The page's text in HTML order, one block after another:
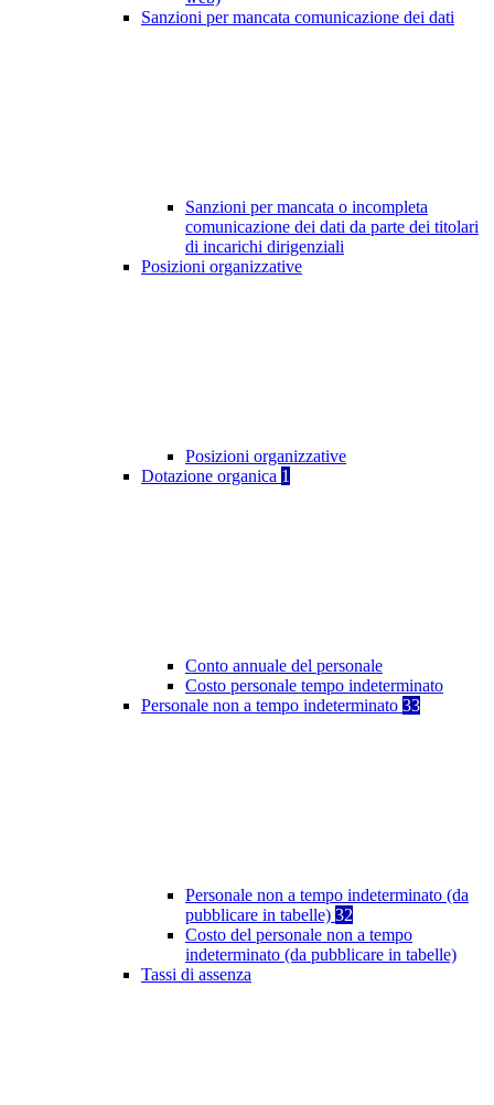
Sanzioni per mancata comunicazione dei dati
Sanzioni per mancata o incompleta
comunicazione dei dati da parte dei titolari
di incarichi dirigenziali
Posizioni organizzative
Posizioni organizzative
Dotazione organica 1
Conto annuale del personale
Costo personale tempo indeterminato
Personale non a tempo indeterminato 33
Personale non a tempo indeterminato (da
pubblicare in tabelle) 32
Costo del personale non a tempo
indeterminato (da pubblicare in tabelle)
Tassi di assenza